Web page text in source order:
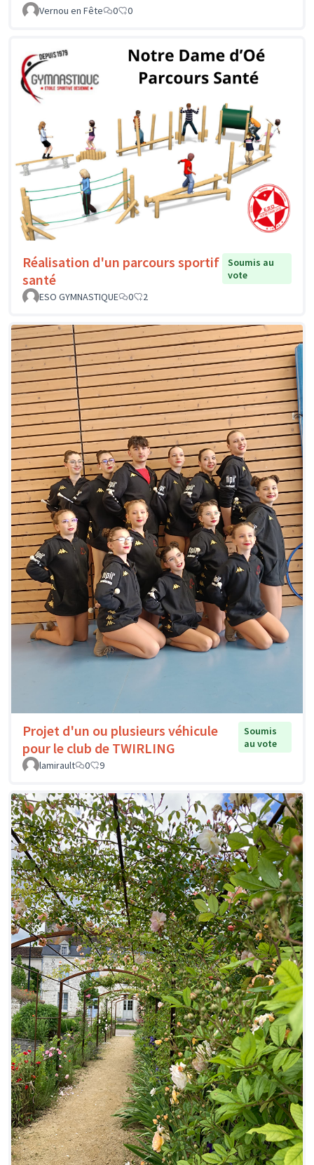
Vernou en Fête 0 0
Réalisation d'un parcours sportif
santé
Soumis au
vote
ESO GYMNASTIQUE
0 2
Projet d'un ou plusieurs véhicule
pour le club de TWIRLING
Soumis
au vote
lamirault
0 9